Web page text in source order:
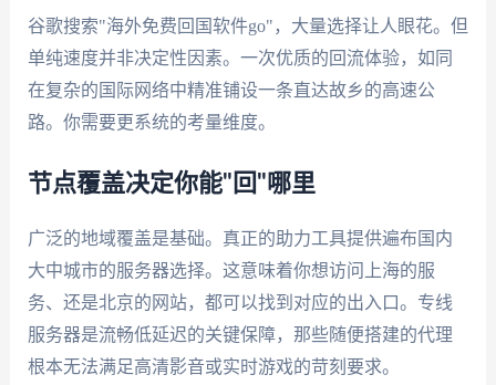
谷歌搜索"海外免费回国软件go"，大量选择让人眼花。但
单纯速度并非决定性因素。一次优质的回流体验，如同
在复杂的国际网络中精准铺设一条直达故乡的高速公
路。你需要更系统的考量维度。
节点覆盖决定你能"回"哪里
广泛的地域覆盖是基础。真正的助力工具提供遍布国内
大中城市的服务器选择。这意味着你想访问上海的服
务、还是北京的网站，都可以找到对应的出入口。专线
服务器是流畅低延迟的关键保障，那些随便搭建的代理
根本无法满足高清影音或实时游戏的苛刻要求。